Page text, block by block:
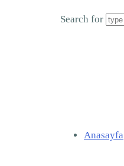
Search for
Anasayfa